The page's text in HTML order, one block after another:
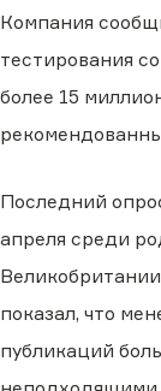
Компания
тестирования
более 15
Последний
апреля среди
показал, что
публикаций